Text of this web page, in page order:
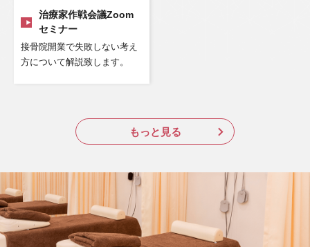
治療家作戦会議Zoom
セミナー
接骨院開業で失敗しない考え
方について解説致します。
もっと見る